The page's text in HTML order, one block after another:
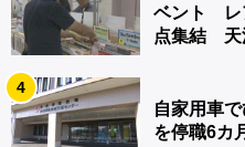
ベント レ
点集結 天
4
自家用車
を停職6カ